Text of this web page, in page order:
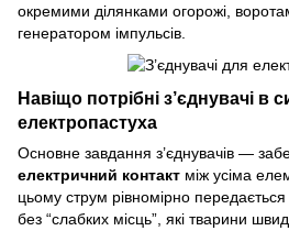
окремими ділянками огорожі,
генератором імпульсів.
Навіщо потрібні з’єднувачі в
електропастуха
Основне завдання з’єднувачів —
електричний контакт між усіма
цьому струм рівномірно
без “слабких місць”, які тварини